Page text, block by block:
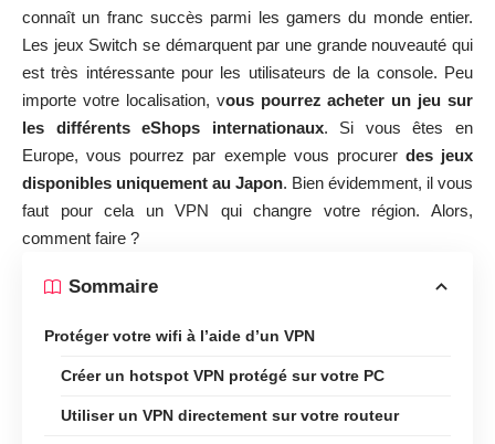
connaît un franc succès parmi les gamers du monde entier.
Les jeux Switch se démarquent par une grande nouveauté qui
est très intéressante pour les utilisateurs de la console. Peu
importe votre localisation, vous pourrez acheter un jeu sur
les différents eShops internationaux. Si vous êtes en
Europe, vous pourrez par exemple vous procurer des jeux
disponibles uniquement au Japon. Bien évidemment, il vous
faut pour cela un VPN qui changre votre région. Alors,
comment faire ?
Sommaire
Protéger votre wifi à l’aide d’un VPN
Créer un hotspot VPN protégé sur votre PC
Utiliser un VPN directement sur votre routeur